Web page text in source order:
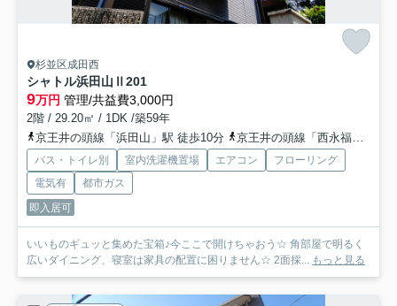
杉並区成田西
シャトル浜田山Ⅱ 201
9万円 管理/共益費3,000円
2階 / 29.20㎡ / 1DK /築59年
京王井の頭線「浜田山」駅 徒歩10分
京王井の頭線「西永福」駅 徒歩16分
バス・トイレ別 室内洗濯機置場 エアコン
フローリング
電気有
都市ガス
即入居可
いいものギュッと集めた宝箱♪今ここで開けちゃおう☆ 角部屋で明るく
広いダイニング、寝室は家具の配置に困りません☆ 2面採... もっと見る